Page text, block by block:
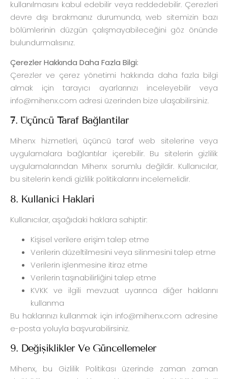
kullanılmasını kabul edebilir veya reddedebilir. Çerezleri
devre dışı bırakmanız durumunda, web sitemizin bazı
bölümlerinin düzgün çalışmayabileceğini göz önünde
bulundurmalısınız.
Çerezler Hakkında Daha Fazla Bilgi:
Çerezler ve çerez yönetimi hakkında daha fazla bilgi
almak için tarayıcı ayarlarınızı inceleyebilir veya
info@mihenx.com adresi üzerinden bize ulaşabilirsiniz.
7. Üçüncü Taraf Bağlantılar
Mihenx hizmetleri, üçüncü taraf web sitelerine veya
uygulamalara bağlantılar içerebilir. Bu sitelerin gizlilik
uygulamalarından Mihenx sorumlu değildir. Kullanıcılar,
bu sitelerin kendi gizlilik politikalarını incelemelidir.
8. Kullanıcı Hakları
Kullanıcılar, aşağıdaki haklara sahiptir:
Kişisel verilere erişim talep etme
Verilerin düzeltilmesini veya silinmesini talep etme
Verilerin işlenmesine itiraz etme
Verilerin taşınabilirliğini talep etme
KVKK ve ilgili mevzuat uyarınca diğer haklarını
kullanma
Bu haklarınızı kullanmak için info@mihenx.com adresine
e-posta yoluyla başvurabilirsiniz.
9. Değişiklikler Ve Güncellemeler
Mihenx, bu Gizlilik Politikası üzerinde zaman zaman